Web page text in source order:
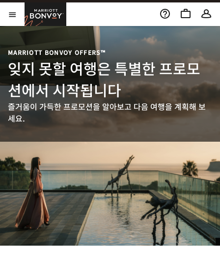
Skip to Content
메뉴 열기
Marriott Bonvoy
MARRIOTT BONVOY OFFERS™
잊지 못할 여행은 특별한 프로모
션에서 시작됩니다
즐거움이 가득한 프로모션을 알아보고 다음 여행을 계획해 보
세요.